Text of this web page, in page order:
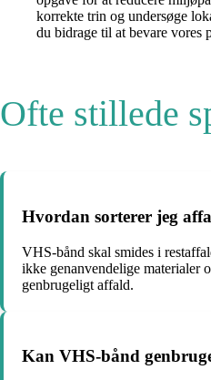
korrekte trin og undersøge
du bidrage til at bevare vores
Ofte stillede
Hvordan sorterer jeg
VHS-bånd skal smides i
ikke genanvendelige materialer
genbrugeligt affald.
Kan VHS-bånd